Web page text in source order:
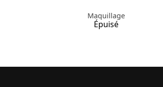
Maquillage
Épuisé